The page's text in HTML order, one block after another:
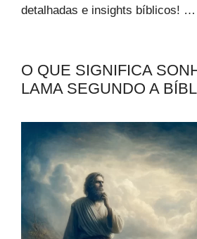
detalhadas e insights bíblicos! …
O QUE SIGNIFICA
LAMA SEGUNDO A